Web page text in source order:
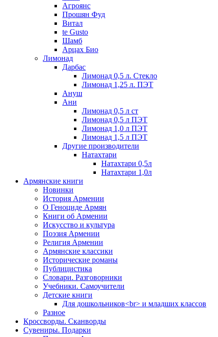
Агроянс
Прошян Фуд
Витал
te Gusto
Шамб
Арцах Био
Лимонад
Дарбас
Лимонад 0,5 л. Стекло
Лимонад 1,25 л. ПЭТ
Ануш
Ани
Лимонад 0,5 л ст
Лимонад 0,5 л ПЭТ
Лимонад 1,0 л ПЭТ
Лимонад 1,5 л ПЭТ
Другие производители
Натахтари
Натахтари 0,5л
Натахтари 1,0л
Армянские книги
Новинки
История Армении
О Геноциде Армян
Книги об Армении
Иcкусство и культура
Поэзия Армении
Религия Армении
Армянские классики
Исторические романы
Публицистика
Словари. Разговорники
Учебники. Самоучители
Детские книги
Для дошкольников<br> и младших классов
Разное
Кроссворды. Сканворды
Сувениры. Подарки